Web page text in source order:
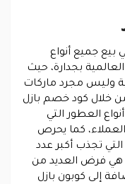
جميع أنواع
بجدارة، حيث
وليس مجرد ماركات
خلال كود خصم بازل
العطور التي
كما يحرص
تجذب أكبر عدد
هي فرض العديد من
إلى كوبون بازل